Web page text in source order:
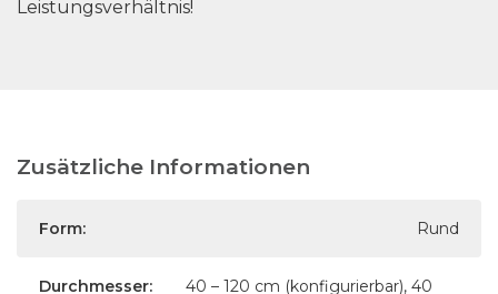
Leistungsverhältnis!
Zusätzliche Informationen
Form: Rund
Durchmesser:
40 – 120 cm (konfigurierbar), 40